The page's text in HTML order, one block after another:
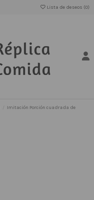
Lista de deseos (0)
Imitación Porción cuadrada de